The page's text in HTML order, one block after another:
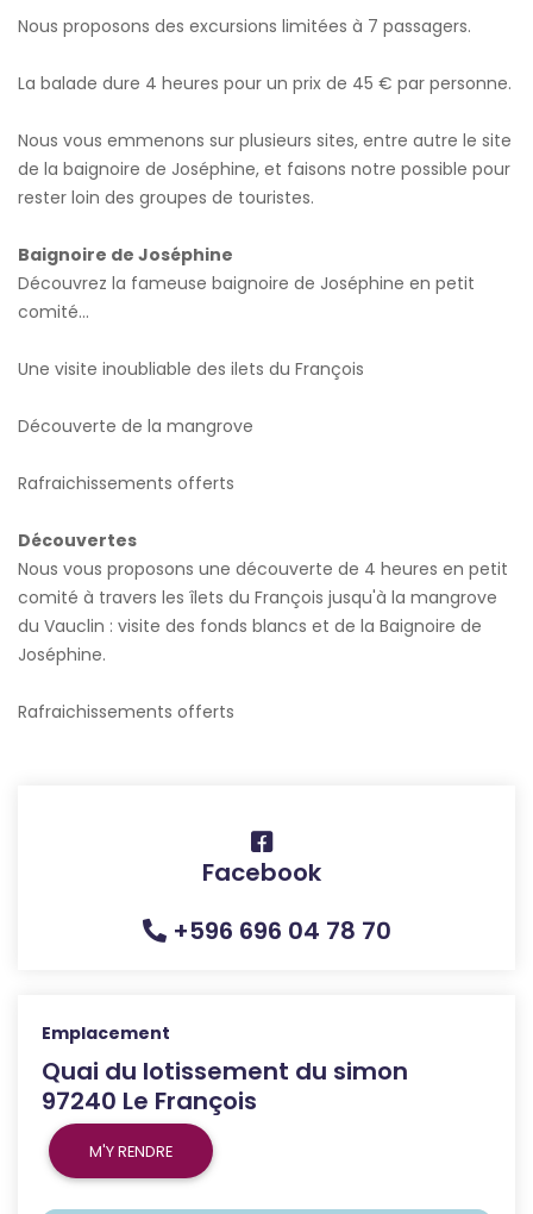
Nous proposons des excursions limitées à 7 passagers.
La balade dure 4 heures pour un prix de 45 € par personne.
Nous vous emmenons sur plusieurs sites, entre autre le site
de la baignoire de Joséphine, et faisons notre possible pour
rester loin des groupes de touristes.
Baignoire de Joséphine
Découvrez la fameuse baignoire de Joséphine en petit
comité...
Une visite inoubliable des ilets du François
Découverte de la mangrove
Rafraichissements offerts
Découvertes
Nous vous proposons une découverte de 4 heures en petit
comité à travers les îlets du François jusqu'à la mangrove
du Vauclin : visite des fonds blancs et de la Baignoire de
Joséphine.
Rafraichissements offerts
Facebook
+596 696 04 78 70
Emplacement
Quai du lotissement du simon
97240 Le François
M'Y RENDRE